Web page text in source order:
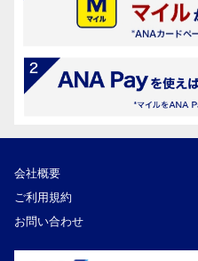
会社概要
ご利用規約
お問い合わせ